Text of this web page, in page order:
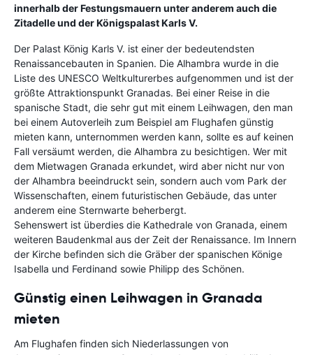
innerhalb der Festungsmauern unter anderem auch die
Zitadelle und der Königspalast Karls V.
Der Palast König Karls V. ist einer der bedeutendsten
Renaissancebauten in Spanien. Die Alhambra wurde in die
Liste des UNESCO Weltkulturerbes aufgenommen und ist der
größte Attraktionspunkt Granadas. Bei einer Reise in die
spanische Stadt, die sehr gut mit einem Leihwagen, den man
bei einem Autoverleih zum Beispiel am Flughafen günstig
mieten kann, unternommen werden kann, sollte es auf keinen
Fall versäumt werden, die Alhambra zu besichtigen. Wer mit
dem Mietwagen Granada erkundet, wird aber nicht nur von
der Alhambra beeindruckt sein, sondern auch vom Park der
Wissenschaften, einem futuristischen Gebäude, das unter
anderem eine Sternwarte beherbergt.
Sehenswert ist überdies die Kathedrale von Granada, einem
weiteren Baudenkmal aus der Zeit der Renaissance. Im Innern
der Kirche befinden sich die Gräber der spanischen Könige
Isabella und Ferdinand sowie Philipp des Schönen.
Günstig einen Leihwagen in Granada
mieten
Am Flughafen finden sich Niederlassungen von